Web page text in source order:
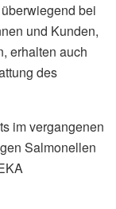
bei
und Kunden,
erhalten auch
des
im vergangenen
Salmonellen